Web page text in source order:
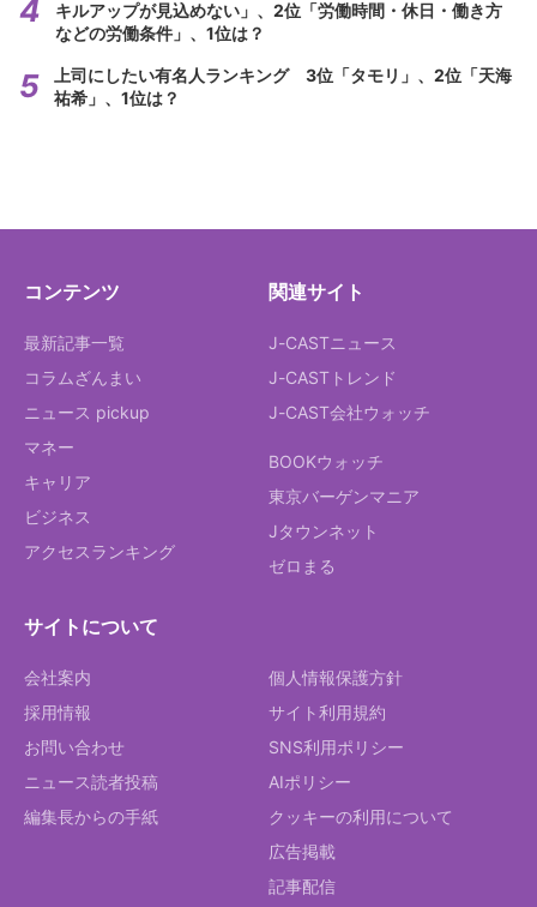
キルアップが見込めない」、2位「労働時間・休日・働き方
などの労働条件」、1位は？
上司にしたい有名人ランキング 3位「タモリ」、2位「天海
祐希」、1位は？
コンテンツ
最新記事一覧
コラムざんまい
ニュース pickup
マネー
キャリア
ビジネス
アクセスランキング
関連サイト
J-CASTニュース
J-CASTトレンド
J-CAST会社ウォッチ
BOOKウォッチ
東京バーゲンマニア
Jタウンネット
ゼロまる
サイトについて
会社案内
採用情報
お問い合わせ
ニュース読者投稿
編集長からの手紙
個人情報保護方針
サイト利用規約
SNS利用ポリシー
AIポリシー
クッキーの利用について
広告掲載
記事配信